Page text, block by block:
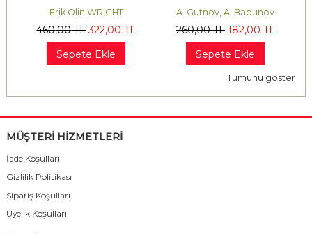
Erik Olin WRIGHT
460,00TL 322,00 TL
Sepete Ekle
A. Gutnov, A. Babunov
260,00TL 182,00 TL
Sepete Ekle
Tümünü göster
MÜŞTERİ HİZMETLERİ
İade Koşulları
Gizlilik Politikası
Sipariş Koşulları
Üyelik Koşulları